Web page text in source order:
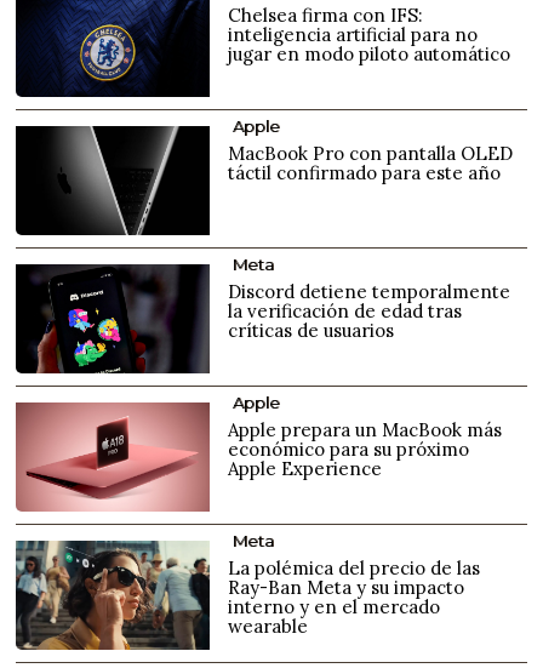
Chelsea firma con IFS:
inteligencia artificial para no
jugar en modo piloto automático
Apple
MacBook Pro con pantalla OLED
táctil confirmado para este año
Meta
Discord detiene temporalmente
la verificación de edad tras
críticas de usuarios
Apple
Apple prepara un MacBook más
económico para su próximo
Apple Experience
Meta
La polémica del precio de las
Ray-Ban Meta y su impacto
interno y en el mercado
wearable